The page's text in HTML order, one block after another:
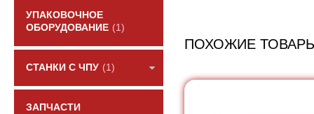
УПАКОВОЧНОЕ
ОБОРУДОВАНИЕ (1)
СТАНКИ С ЧПУ (1)
ЗАПЧАСТИ
ПОХОЖИЕ